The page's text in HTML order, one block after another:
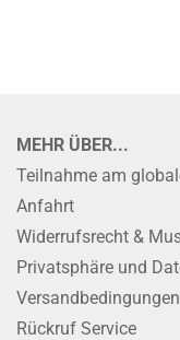
MEHR ÜBER...
Teilnahme am
Anfahrt
Widerrufsrecht &
Privatsphäre und
Versandbedingungen
Rückruf Service